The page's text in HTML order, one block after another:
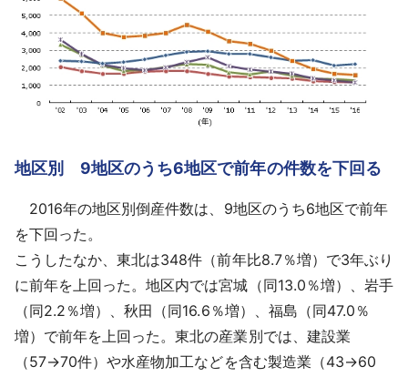
地区別 9地区のうち6地区で前年の件数を下回る
2016年の地区別倒産件数は、9地区のうち6地区で前年
を下回った。
こうしたなか、東北は348件（前年比8.7％増）で3年ぶり
に前年を上回った。地区内では宮城（同13.0％増）、岩手
（同2.2％増）、秋田（同16.6％増）、福島（同47.0％
増）で前年を上回った。東北の産業別では、建設業
（57→70件）や水産物加工などを含む製造業（43→60